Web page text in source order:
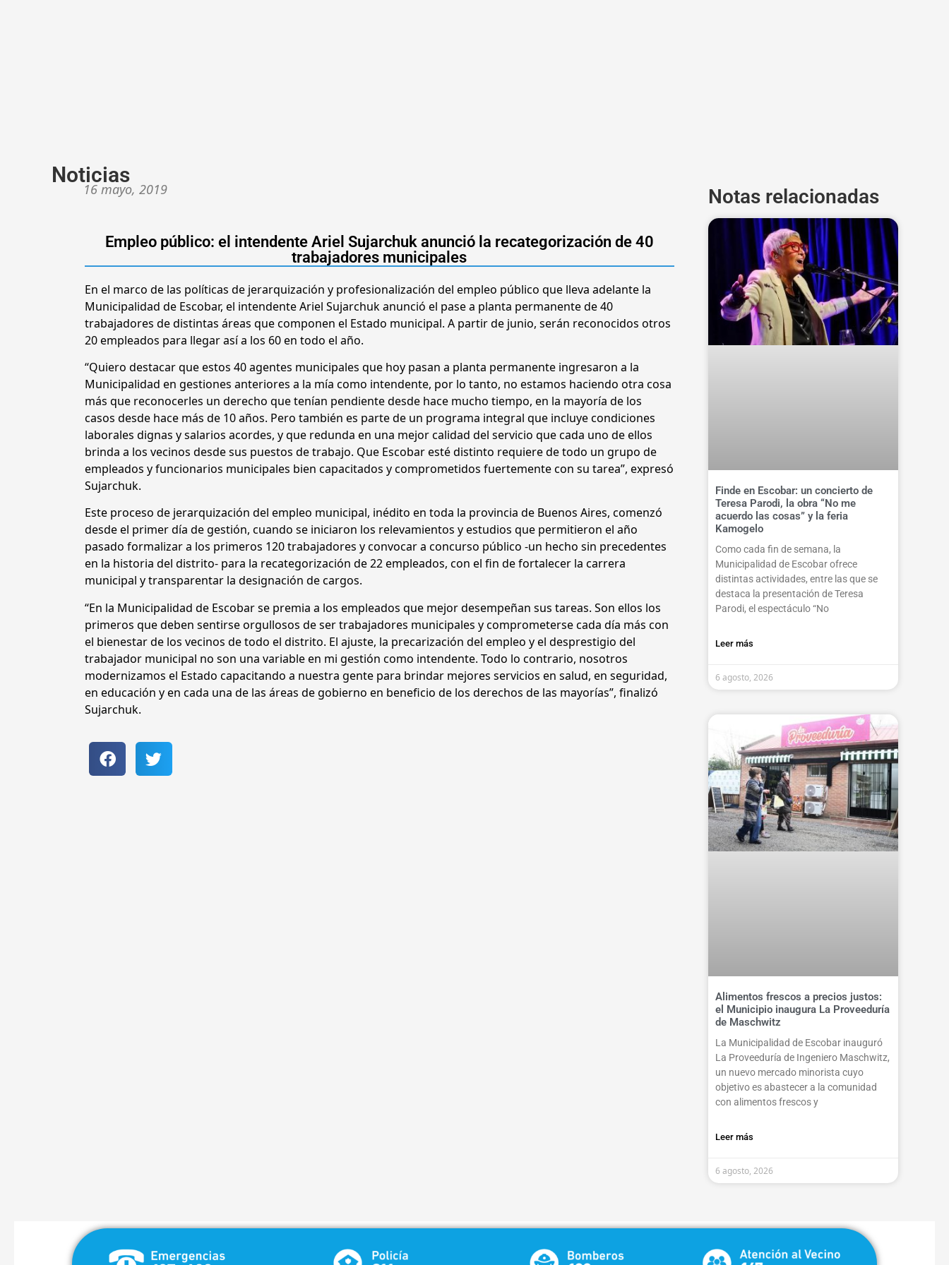
Noticias
16 mayo, 2019
Empleo público: el intendente Ariel Sujarchuk anunció la recategorización de 40
trabajadores municipales
En el marco de las políticas de jerarquización y profesionalización del empleo público que lleva adelante la
Municipalidad de Escobar, el intendente Ariel Sujarchuk anunció el pase a planta permanente de 40
trabajadores de distintas áreas que componen el Estado municipal. A partir de junio, serán reconocidos otros
20 empleados para llegar así a los 60 en todo el año.
“Quiero destacar que estos 40 agentes municipales que hoy pasan a planta permanente ingresaron a la
Municipalidad en gestiones anteriores a la mía como intendente, por lo tanto, no estamos haciendo otra cosa
más que reconocerles un derecho que tenían pendiente desde hace mucho tiempo, en la mayoría de los
casos desde hace más de 10 años. Pero también es parte de un programa integral que incluye condiciones
laborales dignas y salarios acordes, y que redunda en una mejor calidad del servicio que cada uno de ellos
brinda a los vecinos desde sus puestos de trabajo. Que Escobar esté distinto requiere de todo un grupo de
empleados y funcionarios municipales bien capacitados y comprometidos fuertemente con su tarea”, expresó
Sujarchuk.
Este proceso de jerarquización del empleo municipal, inédito en toda la provincia de Buenos Aires, comenzó
desde el primer día de gestión, cuando se iniciaron los relevamientos y estudios que permitieron el año
pasado formalizar a los primeros 120 trabajadores y convocar a concurso público -un hecho sin precedentes
en la historia del distrito- para la recategorización de 22 empleados, con el fin de fortalecer la carrera
municipal y transparentar la designación de cargos.
“En la Municipalidad de Escobar se premia a los empleados que mejor desempeñan sus tareas. Son ellos los
primeros que deben sentirse orgullosos de ser trabajadores municipales y comprometerse cada día más con
el bienestar de los vecinos de todo el distrito. El ajuste, la precarización del empleo y el desprestigio del
trabajador municipal no son una variable en mi gestión como intendente. Todo lo contrario, nosotros
modernizamos el Estado capacitando a nuestra gente para brindar mejores servicios en salud, en seguridad,
en educación y en cada una de las áreas de gobierno en beneficio de los derechos de las mayorías”, finalizó
Sujarchuk.
Notas relacionadas
Finde en Escobar: un concierto de
Teresa Parodi, la obra “No me
acuerdo las cosas” y la feria
Kamogelo
Como cada fin de semana, la
Municipalidad de Escobar ofrece
distintas actividades, entre las que se
destaca la presentación de Teresa
Parodi, el espectáculo “No
Leer más
6 agosto, 2026
Alimentos frescos a precios justos:
el Municipio inaugura La Proveeduría
de Maschwitz
La Municipalidad de Escobar inauguró
La Proveeduría de Ingeniero Maschwitz,
un nuevo mercado minorista cuyo
objetivo es abastecer a la comunidad
con alimentos frescos y
Leer más
6 agosto, 2026